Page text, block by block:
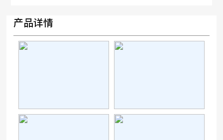
产品详情